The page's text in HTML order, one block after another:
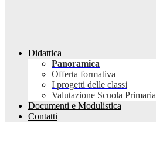
Didattica
Panoramica
Offerta formativa
I progetti delle classi
Valutazione Scuola Primaria
Documenti e Modulistica
Contatti